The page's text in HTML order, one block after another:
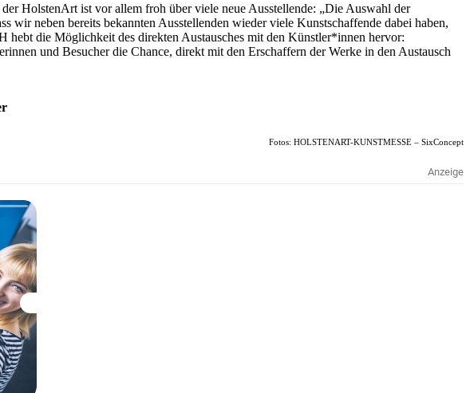
HolstenArt ist vor allem froh über viele neue Ausstellende: „Die Auswahl der
neben bereits bekannten Ausstellenden wieder viele Kunstschaffende dabei haben,
die Möglichkeit des direkten Austausches mit den Künstler*innen hervor:
und Besucher die Chance, direkt mit den Erschaffern der Werke in den Austausch
Fotos: HOLSTENART-KUNSTMESSE – SixConcept